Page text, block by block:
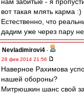
вот такая млять карма :)
Естественно, что
дадим уже через пару
Nevladimirovi4 -
28 фев 2014 21:56
Наверное Рахимова
нашей обороны?
Митрюшкин шанс свой